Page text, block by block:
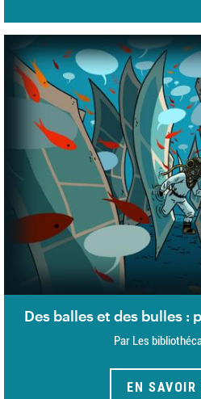
Des balles et des bulles :
Par Les
EN SAVOIR